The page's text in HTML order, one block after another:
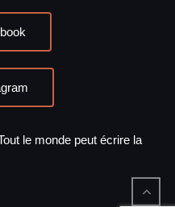
le monde peut écrire la